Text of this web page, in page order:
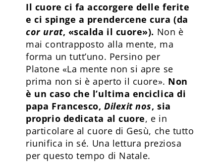
Il cuore ci fa accorgere delle ferite
e ci spinge a prendercene cura (da
cor urat, «scalda il cuore»). Non è
mai contrapposto alla mente, ma
forma un tutt’uno. Persino per
Platone «La mente non si apre se
prima non si è aperto il cuore». Non
è un caso che l’ultima enciclica di
papa Francesco, Dilexit nos, sia
proprio dedicata al cuore, e in
particolare al cuore di Gesù, che tutto
riunifica in sé. Una lettura preziosa
per questo tempo di Natale.